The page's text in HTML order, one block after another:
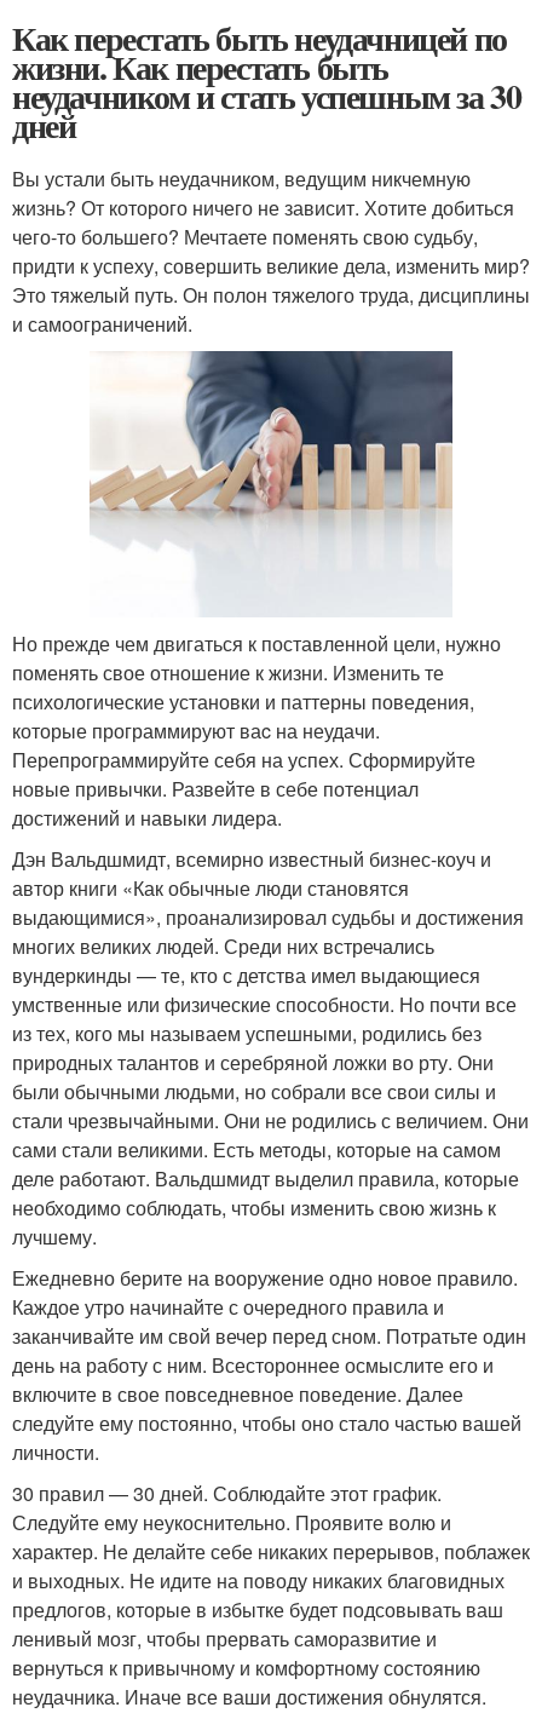
Как перестать быть неудачницей по
жизни. Как перестать быть
неудачником и стать успешным за 30
дней
Вы устали быть неудачником, ведущим никчемную
жизнь? От которого ничего не зависит. Хотите добиться
чего-то большего? Мечтаете поменять свою судьбу,
придти к успеху, совершить великие дела, изменить мир?
Это тяжелый путь. Он полон тяжелого труда, дисциплины
и самоограничений.
Но прежде чем двигаться к поставленной цели, нужно
поменять свое отношение к жизни. Изменить те
психологические установки и паттерны поведения,
которые программируют ваc на неудачи.
Перепрограммируйте себя на успех. Сформируйте
новые привычки. Развейте в себе потенциал
достижений и навыки лидера.
Дэн Вальдшмидт, всемирно известный бизнес-коуч и
автор книги «Как обычные люди становятся
выдающимися», проанализировал судьбы и достижения
многих великих людей. Среди них встречались
вундеркинды — те, кто с детства имел выдающиеся
умственные или физические способности. Но почти все
из тех, кого мы называем успешными, родились без
природных талантов и серебряной ложки во рту. Они
были обычными людьми, но собрали все свои силы и
стали чрезвычайными. Они не родились с величием. Они
сами стали великими. Есть методы, которые на самом
деле работают. Вальдшмидт выделил правила, которые
необходимо соблюдать, чтобы изменить свою жизнь к
лучшему.
Ежедневно берите на вооружение одно новое правило.
Каждое утро начинайте с очередного правила и
заканчивайте им свой вечер перед сном. Потратьте один
день на работу с ним. Всестороннее осмыслите его и
включите в свое повседневное поведение. Далее
следуйте ему постоянно, чтобы оно стало частью вашей
личности.
30 правил — 30 дней. Соблюдайте этот график.
Следуйте ему неукоснительно. Проявите волю и
характер. Не делайте себе никаких перерывов, поблажек
и выходных. Не идите на поводу никаких благовидных
предлогов, которые в избытке будет подсовывать ваш
ленивый мозг, чтобы прервать саморазвитие и
вернуться к привычному и комфортному состоянию
неудачника. Иначе все ваши достижения обнулятся.